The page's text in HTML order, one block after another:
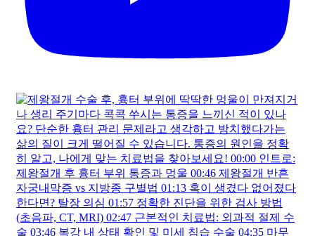
이런 통증도 산부인과 가야 하나요? 부인과 통증 증상별
로 자세하게 알려드립니다